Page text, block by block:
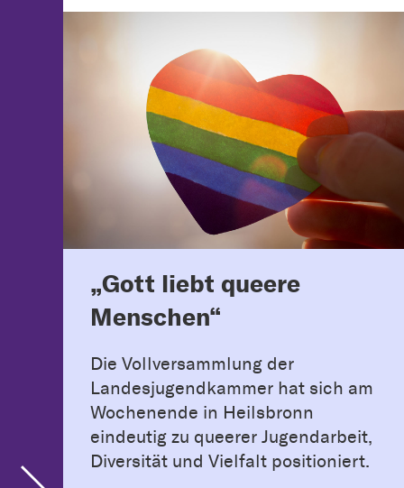
„Gott liebt queere
Menschen“
Die Vollversammlung der
Landesjugendkammer hat sich am
Wochenende in Heilsbronn
eindeutig zu queerer Jugendarbeit,
Diversität und Vielfalt positioniert.